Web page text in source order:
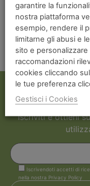
It seems we can't
Iscriviti e ottieni
Iscrivendoti accetti di
nella nostra Privacy Policy
garantire la
nostra piattaforma
esempio, rendere il
limitarne gli abusi e
sito e
raccomandazioni
cookies cliccando
le tue preferenza
Gestisci i Cookies